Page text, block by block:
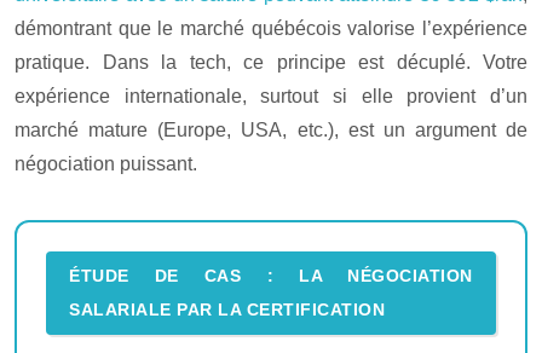
démontrant que le marché québécois valorise l’expérience
pratique. Dans la tech, ce principe est décuplé. Votre
expérience internationale, surtout si elle provient d’un
marché mature (Europe, USA, etc.), est un argument de
négociation puissant.
ÉTUDE DE CAS : LA NÉGOCIATION
SALARIALE PAR LA CERTIFICATION